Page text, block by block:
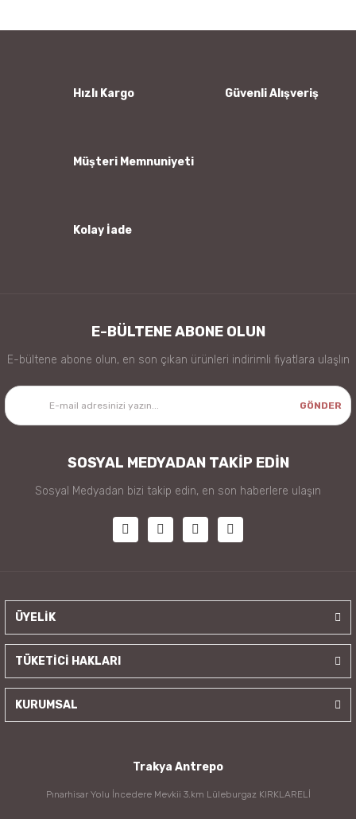
Ürün bilgilerinde hatalar bulunuyor.
Hızlı Kargo Güvenli Alışveriş
Müşteri Memnuniyeti
Kolay İade
E-BÜLTENE ABONE OLUN
E-bültene abone olun, en son çıkan ürünleri indirimli fiyatlara ulaşlın
GÖNDER
SOSYAL MEDYADAN TAKİP EDİN
Sosyal Medyadan bizi takip edin, en son haberlere ulaşın
ÜYELİK
TÜKETİCİ HAKLARI
KURUMSAL
Trakya Antrepo
Pınarhisar Yolu İncedere Mevkii 3.km Lüleburgaz KIRKLARELİ